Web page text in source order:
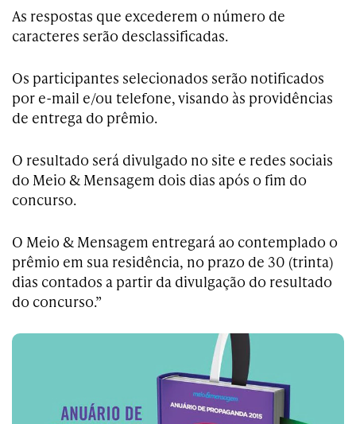
As respostas que excederem o número de
caracteres serão desclassificadas.
Os participantes selecionados serão notificados
por e-mail e/ou telefone, visando às providências
de entrega do prêmio.
O resultado será divulgado no site e redes sociais
do Meio & Mensagem dois dias após o fim do
concurso.
O Meio & Mensagem entregará ao contemplado o
prêmio em sua residência, no prazo de 30 (trinta)
dias contados a partir da divulgação do resultado
do concurso.”